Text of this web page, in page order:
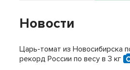
Новости
Царь-томат из Новосибирска
рекорд России по весу в 3 кг